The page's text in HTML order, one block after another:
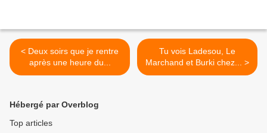
< Deux soirs que je rentre
après une heure du...
Tu vois Ladesou, Le
Marchand et Burki chez... >
Hébergé par Overblog
Top articles